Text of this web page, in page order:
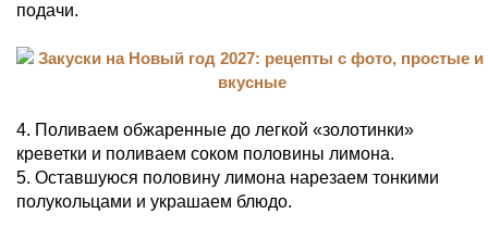
подачи.
4. Поливаем обжаренные до легкой «золотинки»
креветки и поливаем соком половины лимона.
5. Оставшуюся половину лимона нарезаем тонкими
полукольцами и украшаем блюдо.